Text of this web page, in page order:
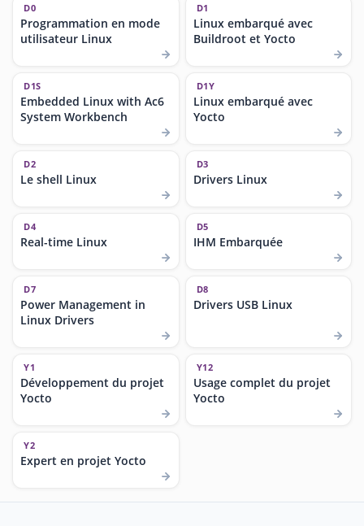
D0
Programmation en mode
utilisateur Linux
D1
Linux embarqué avec
Buildroot et Yocto
D1S
Embedded Linux with Ac6
System Workbench
D1Y
Linux embarqué avec
Yocto
D2
Le shell Linux
D3
Drivers Linux
D4
Real-time Linux
D5
IHM Embarquée
D7
Power Management in
Linux Drivers
D8
Drivers USB Linux
Y1
Développement du projet
Yocto
Y12
Usage complet du projet
Yocto
Y2
Expert en projet Yocto